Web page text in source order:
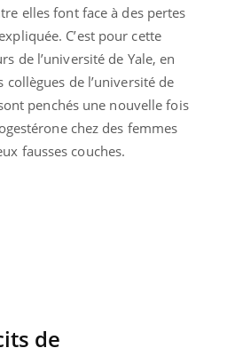
elles font face à des pertes
C’est pour cette
de l’université de Yale, en
de l’université de
penchés une nouvelle fois
chez des femmes
fausses couches.
de